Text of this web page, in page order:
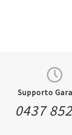
Supporto
0437